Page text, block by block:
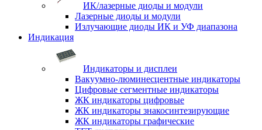
ИК/лазерные диоды и модули
Лазерные диоды и модули
Излучающие диоды ИК и УФ диапазона
Индикация
Индикаторы и дисплеи
Вакуумно-люминесцентные индикаторы
Цифровые сегментные индикаторы
ЖК индикаторы цифровые
ЖК индикаторы знакосинтезирующие
ЖК индикаторы графические